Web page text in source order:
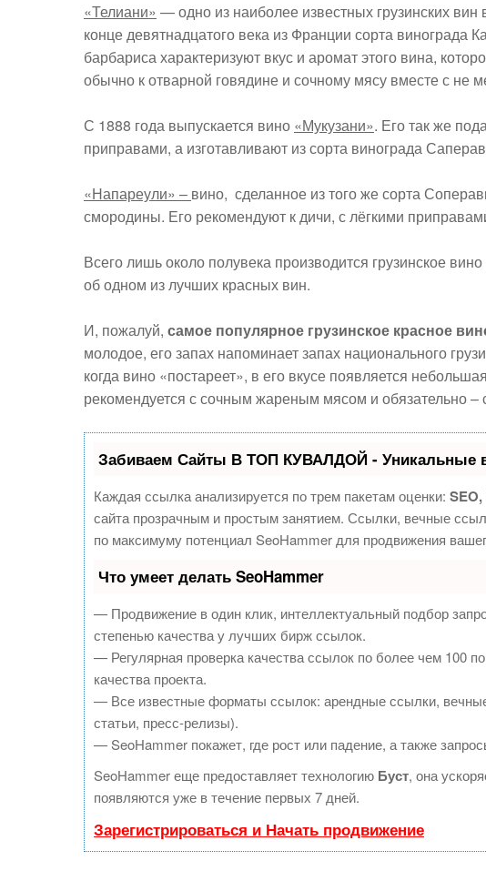
«Телиани» — одно из наиболее известных грузинских вин
конце девятнадцатого века из Франции сорта
барбариса характеризуют вкус и аромат этого вина,
обычно к отварной говядине и сочному мясу вместе с не
С 1888 года выпускается вино «Мукузани». Его так же
приправами, а изготавливают из сорта винограда
«Напареули» – вино, сделанное из того же сорта
смородины. Его рекомендуют к дичи, с лёгкими
Всего лишь около полувека производится грузинское вино
об одном из лучших красных вин.
И, пожалуй, самое популярное грузинское красное
молодое, его запах напоминает запах национального
когда вино «постареет», в его вкусе появляется
рекомендуется с сочным жареным мясом и обязательно
Забиваем Сайты В ТОП КУВАЛДОЙ - Уникальные
Каждая ссылка анализируется по трем пакетам оценки:
сайта прозрачным и простым занятием. Ссылки, вечные
по максимуму потенциал SeoHammer для продвижения
Что умеет делать SeoHammer
— Продвижение в один клик, интеллектуальный подбор
степенью качества у лучших бирж ссылок.
— Регулярная проверка качества ссылок по более чем 100
качества проекта.
— Все известные форматы ссылок: арендные ссылки,
статьи, пресс-релизы).
— SeoHammer покажет, где рост или падение, а также
SeoHammer еще предоставляет технологию Буст, она
появляются уже в течение первых 7 дней.
Зарегистрироваться и Начать продвижение